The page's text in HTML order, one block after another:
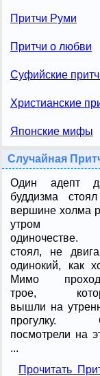
Притчи Руми
Притчи о любви
Суфийские
Христианские
Японские мифы
Случайная
Один адепт
буддизма
вершине холма
утром
стоял, не
одинокий, как
Мимо
трое,
вышли на
прогулку.
посмотрели на
...
Прочитать